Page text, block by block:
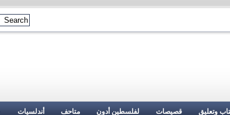
وتعليق قصيصات لفلسطين أدون متاحف أندلسيات